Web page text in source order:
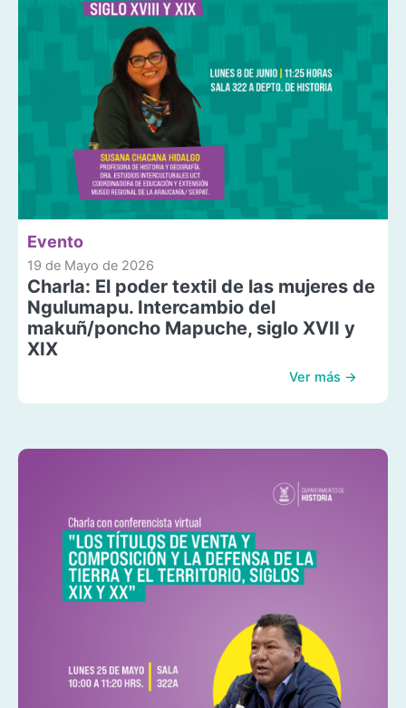
Evento
19 de Mayo de 2026
Charla: El poder textil de las mujeres de
Ngulumapu. Intercambio del
makuñ/poncho Mapuche, siglo XVII y
XIX
Ver más →